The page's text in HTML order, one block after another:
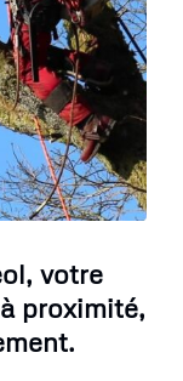
votre
proximité,